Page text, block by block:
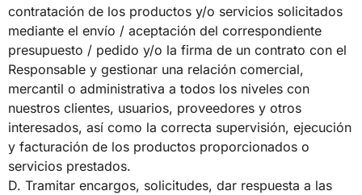
contratación de los productos y/o servicios solicitados
mediante el envío / aceptación del correspondiente
presupuesto / pedido y/o la firma de un contrato con el
Responsable y gestionar una relación comercial,
mercantil o administrativa a todos los niveles con
nuestros clientes, usuarios, proveedores y otros
interesados, así como la correcta supervisión, ejecución
y facturación de los productos proporcionados o
servicios prestados.
D. Tramitar encargos, solicitudes, dar respuesta a las